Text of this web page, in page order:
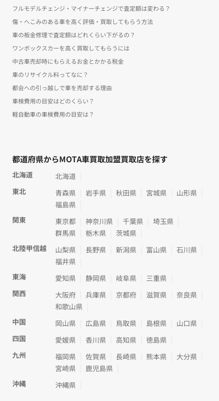
フルモデルチェンジ・マイナーチェンジで査定額は変わる？
傷・へこみのある車を高く評価・買取してもらう方法
車の板金修理で査定額はどれくらい下がるの？
ワンボックスカーを高く買取してもらうには
中古車売却時にもらえるお金とかかる税金
車のリサイクル料ってなに？
都会への引っ越しで車を売却する理由
車検費用の目安はどのくらい？
軽自動車の車検費用の目安は？
都道府県からMOTA車買取加盟買取店を探す
北海道
北海道
東北
青森県 岩手県 秋田県 宮城県
山形県
福島県
関東
東京都 神奈川県 千葉県
埼玉県
群馬県
栃木県
茨城県
北陸甲信越
山梨県 長野県 新潟県 富山県
石川県
福井県
東海
愛知県 静岡県 岐阜県
三重県
関西
大阪府 兵庫県 京都府 滋賀県
奈良県
和歌山県
中国
岡山県 広島県 鳥取県 島根県
山口県
四国
愛媛県 香川県 高知県
徳島県
九州
福岡県 佐賀県 長崎県 熊本県
大分県
宮崎県
鹿児島県
沖縄
沖縄県